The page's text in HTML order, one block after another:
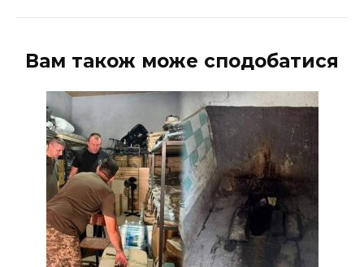
Вам також може сподобатися